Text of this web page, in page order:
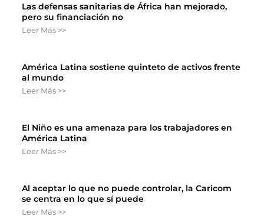
Las defensas sanitarias de África han mejorado,
pero su financiación no
Leer Más >>
América Latina sostiene quinteto de activos frente
al mundo
Leer Más >>
El Niño es una amenaza para los trabajadores en
América Latina
Leer Más >>
Al aceptar lo que no puede controlar, la Caricom
se centra en lo que sí puede
Leer Más >>